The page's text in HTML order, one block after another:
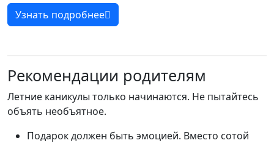
Узнать подробнее
Рекомендации родителям
Летние каникулы только начинаются. Не пытайтесь
объять необъятное.
Подарок должен быть эмоцией. Вместо сотой